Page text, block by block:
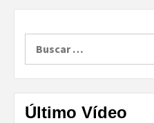
Último Vídeo